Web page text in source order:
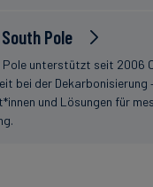
Pole
Pole unterstützt seit 2006
bei der Dekarbonisierung
und Lösungen für